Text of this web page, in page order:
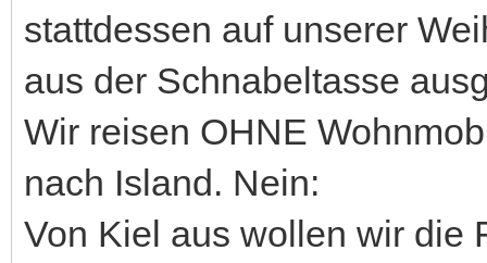
stattdessen auf unserer
aus der Schnabeltasse
Wir reisen OHNE
nach Island. Nein:
Von Kiel aus wollen wir die